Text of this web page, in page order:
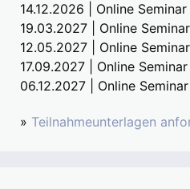
14.12.2026 | Online Seminar
19.03.2027 | Online Seminar
12.05.2027 | Online Seminar
17.09.2027 | Online Seminar
06.12.2027 | Online Seminar
» Teilnahmeunterlagen